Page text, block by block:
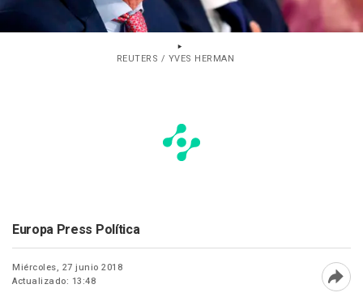
REUTERS / YVES HERMAN
Europa Press Política
Miércoles, 27 junio 2018
Actualizado: 13:48